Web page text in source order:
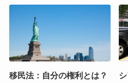
移民法：自分の権利とは？